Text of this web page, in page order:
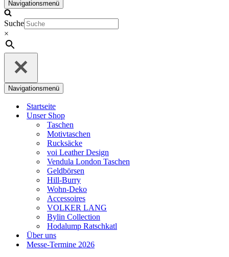
Navigationsmenü
Suche
×
Navigationsmenü
Startseite
Unser Shop
Taschen
Motivtaschen
Rucksäcke
voi Leather Design
Vendula London Taschen
Geldbörsen
Hill-Burry
Wohn-Deko
Accessoires
VOLKER LANG
Bylin Collection
Hodalump Ratschkatl
Über uns
Messe-Termine 2026